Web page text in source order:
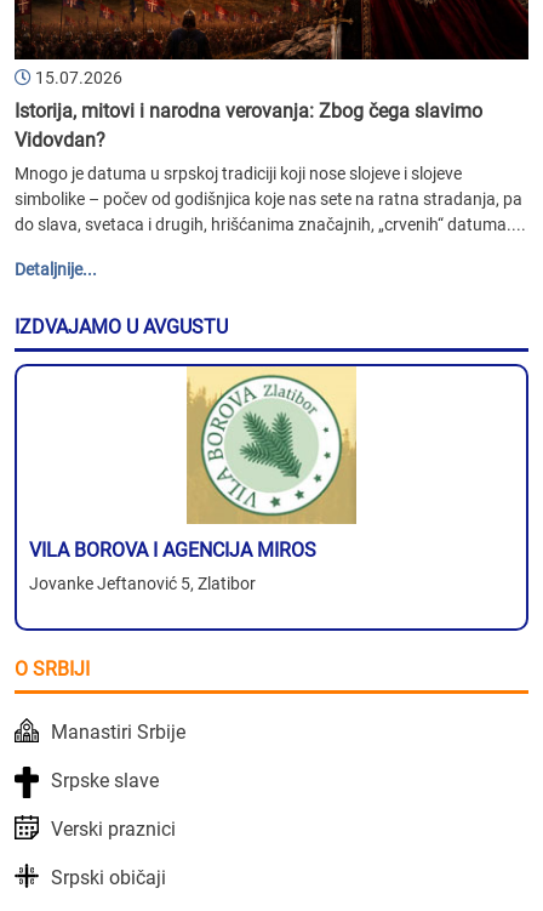
15.07.2026
Istorija, mitovi i narodna verovanja: Zbog čega slavimo
Vidovdan?
Mnogo je datuma u srpskoj tradiciji koji nose slojeve i slojeve
simbolike – počev od godišnjica koje nas sete na ratna stradanja, pa
do slava, svetaca i drugih, hrišćanima značajnih, „crvenih“ datuma....
Detaljnije...
IZDVAJAMO U AVGUSTU
VILA BOROVA I AGENCIJA MIROS
Jovanke Jeftanović 5, Zlatibor
O SRBIJI
Manastiri Srbije
Srpske slave
Verski praznici
Srpski običaji